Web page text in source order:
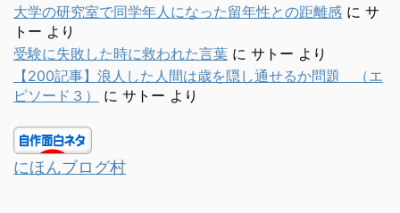
大学の研究室で同学年人になった留年性との距離感 に サ
トー より
受験に失敗した時に救われた言葉 に サトー より
【200記事】浪人した人間は歳を隠し通せるか問題 （エ
ピソード３）
に サトー より
にほんブログ村